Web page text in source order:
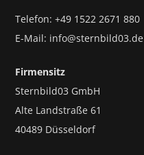
Telefon: +49 1522 2671 880
E-Mail: info@sternbild03.de
Firmensitz
Sternbild03 GmbH
Alte Landstraße 61
40489 Düsseldorf